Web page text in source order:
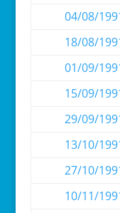
04/08/
18/08/
01/09/
15/09/
29/09/
13/10/
27/10/
10/11/